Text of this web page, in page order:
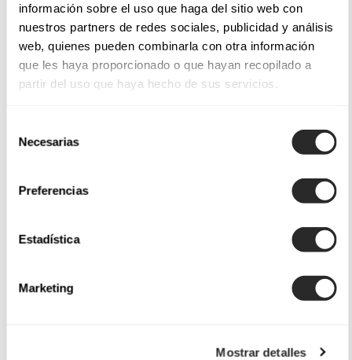
información sobre el uso que haga del sitio web con
nuestros partners de redes sociales, publicidad y análisis
web, quienes pueden combinarla con otra información
que les haya proporcionado o que hayan recopilado a
partir del uso que haya hecho de sus servicios.
Necesarias
Preferencias
Estadística
Marketing
Mostrar detalles